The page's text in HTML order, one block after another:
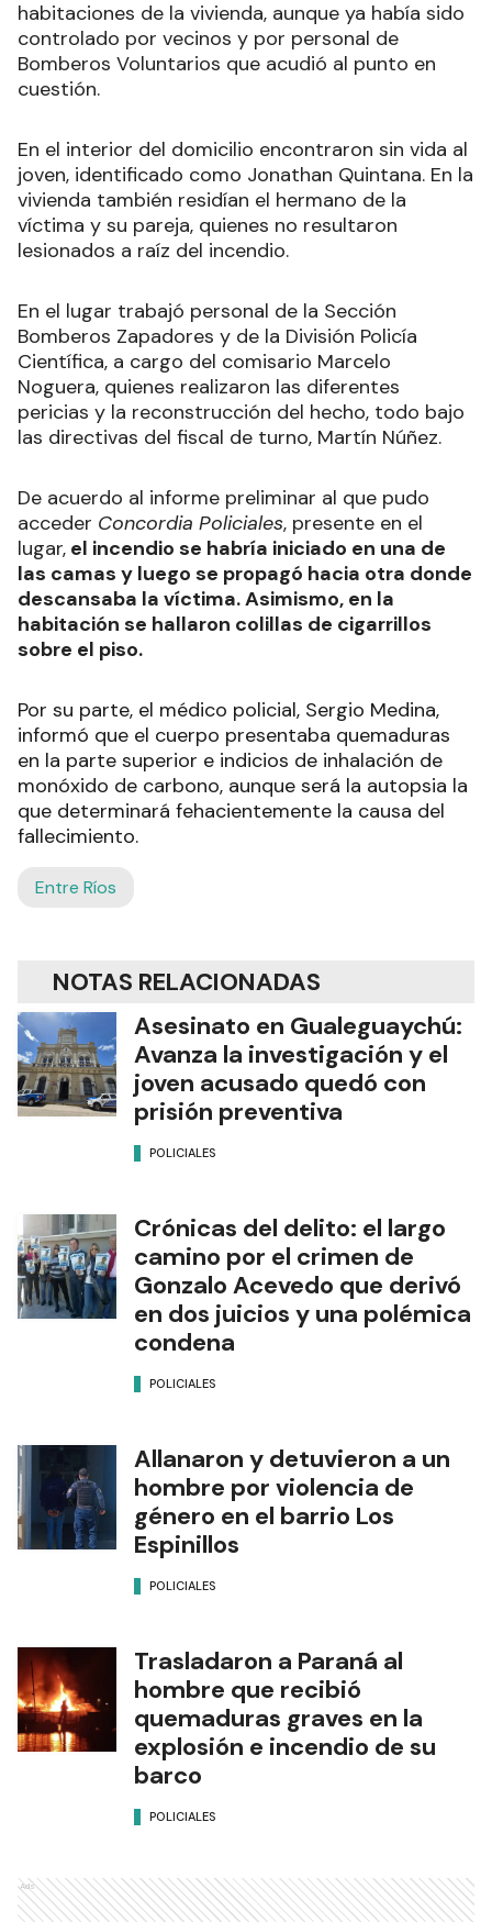
habitaciones de la vivienda, aunque ya había sido
controlado por vecinos y por personal de
Bomberos Voluntarios que acudió al punto en
cuestión.
En el interior del domicilio encontraron sin vida al
joven, identificado como Jonathan Quintana. En la
vivienda también residían el hermano de la
víctima y su pareja, quienes no resultaron
lesionados a raíz del incendio.
En el lugar trabajó personal de la Sección
Bomberos Zapadores y de la División Policía
Científica, a cargo del comisario Marcelo
Noguera, quienes realizaron las diferentes
pericias y la reconstrucción del hecho, todo bajo
las directivas del fiscal de turno, Martín Núñez.
De acuerdo al informe preliminar al que pudo
acceder Concordia Policiales, presente en el
lugar, el incendio se habría iniciado en una de
las camas y luego se propagó hacia otra donde
descansaba la víctima. Asimismo, en la
habitación se hallaron colillas de cigarrillos
sobre el piso.
Por su parte, el médico policial, Sergio Medina,
informó que el cuerpo presentaba quemaduras
en la parte superior e indicios de inhalación de
monóxido de carbono, aunque será la autopsia la
que determinará fehacientemente la causa del
fallecimiento.
Entre Ríos
NOTAS RELACIONADAS
Asesinato en Gualeguaychú:
Avanza la investigación y el
joven acusado quedó con
prisión preventiva
POLICIALES
Crónicas del delito: el largo
camino por el crimen de
Gonzalo Acevedo que derivó
en dos juicios y una polémica
condena
POLICIALES
Allanaron y detuvieron a un
hombre por violencia de
género en el barrio Los
Espinillos
POLICIALES
Trasladaron a Paraná al
hombre que recibió
quemaduras graves en la
explosión e incendio de su
barco
POLICIALES
Ads